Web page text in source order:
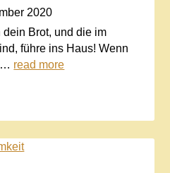
2020
dein Brot, und die im
führe ins Haus! Wenn
read more